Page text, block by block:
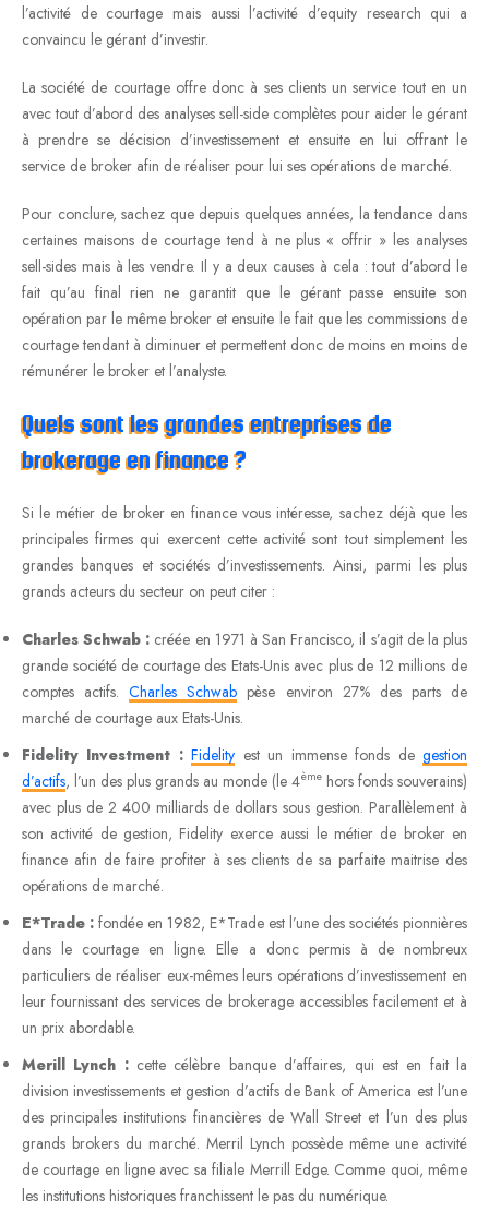
l’activité de courtage mais aussi l’activité d’equity research qui a
convaincu le gérant d’investir.
La société de courtage offre donc à ses clients un service tout en un
avec tout d’abord des analyses sell-side complètes pour aider le gérant
à prendre se décision d’investissement et ensuite en lui offrant le
service de broker afin de réaliser pour lui ses opérations de marché.
Pour conclure, sachez que depuis quelques années, la tendance dans
certaines maisons de courtage tend à ne plus « offrir » les analyses
sell-sides mais à les vendre. Il y a deux causes à cela : tout d’abord le
fait qu’au final rien ne garantit que le gérant passe ensuite son
opération par le même broker et ensuite le fait que les commissions de
courtage tendant à diminuer et permettent donc de moins en moins de
rémunérer le broker et l’analyste.
Quels sont les grandes entreprises de
brokerage en finance ?
Si le métier de broker en finance vous intéresse, sachez déjà que les
principales firmes qui exercent cette activité sont tout simplement les
grandes banques et sociétés d’investissements. Ainsi, parmi les plus
grands acteurs du secteur on peut citer :
Charles Schwab : créée en 1971 à San Francisco, il s’agit de la plus
grande société de courtage des Etats-Unis avec plus de 12 millions de
comptes actifs.Charles Schwab pèse environ 27% des parts de
marché de courtage aux Etats-Unis.
Fidelity Investment : Fidelity est un immense fonds degestion
d’actifs, l’un des plus grands au monde (le 4ème hors fonds souverains)
avec plus de 2 400 milliards de dollars sous gestion. Parallèlement à
son activité de gestion, Fidelity exerce aussi le métier de broker en
finance afin de faire profiter à ses clients de sa parfaite maitrise des
opérations de marché.
E*Trade : fondée en 1982, E*Trade est l’une des sociétés pionnières
dans le courtage en ligne. Elle a donc permis à de nombreux
particuliers de réaliser eux-mêmes leurs opérations d’investissement en
leur fournissant des services de brokerage accessibles facilement et à
un prix abordable.
Merill Lynch : cette célèbre banque d’affaires, qui est en fait la
division investissements et gestion d’actifs de Bank of America est l’une
des principales institutions financières de Wall Street et l’un des plus
grands brokers du marché. Merril Lynch possède même une activité
de courtage en ligne avec sa filiale Merrill Edge. Comme quoi, même
les institutions historiques franchissent le pas du numérique.